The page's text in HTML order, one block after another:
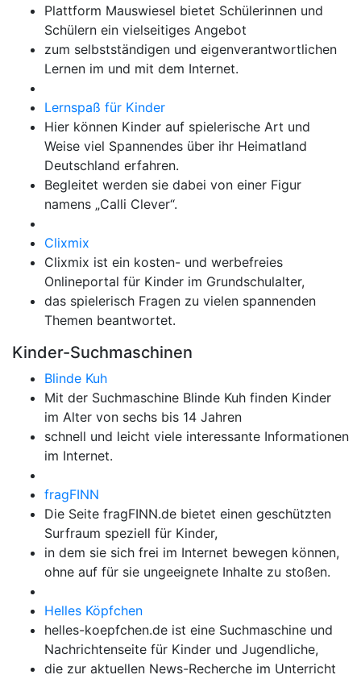
Plattform Mauswiesel bietet Schülerinnen und
Schülern ein vielseitiges Angebot
zum selbstständigen und eigenverantwortlichen
Lernen im und mit dem Internet.
Lernspaß für Kinder
Hier können Kinder auf spielerische Art und
Weise viel Spannendes über ihr Heimatland
Deutschland erfahren.
Begleitet werden sie dabei von einer Figur
namens „Calli Clever“.
Clixmix
Clixmix ist ein kosten- und werbefreies
Onlineportal für Kinder im Grundschulalter,
das spielerisch Fragen zu vielen spannenden
Themen beantwortet.
Kinder-Suchmaschinen
Blinde Kuh
Mit der Suchmaschine Blinde Kuh finden Kinder
im Alter von sechs bis 14 Jahren
schnell und leicht viele interessante Informationen
im Internet.
fragFINN
Die Seite fragFINN.de bietet einen geschützten
Surfraum speziell für Kinder,
in dem sie sich frei im Internet bewegen können,
ohne auf für sie ungeeignete Inhalte zu stoßen.
Helles Köpfchen
helles-koepfchen.de ist eine Suchmaschine und
Nachrichtenseite für Kinder und Jugendliche,
die zur aktuellen News-Recherche im Unterricht